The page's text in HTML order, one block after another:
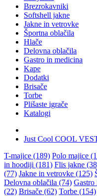
Brezrokavniki
Softshell jakne
Jakne in vetrovke
Športna oblačila
Hlače
Delovna oblačila
Gastro in medicina
Kape
Dodatki
Brisače
Torbe
Plišaste igrače
Katalogi
Just Cool COOL
T-majice (189) Polo majice
in hoodiji (181) Flis jakne
(77) Jakne in vetrovke (125)
Delovna oblačila (74) Gastro
(22) Brisače (62) Torbe (154)